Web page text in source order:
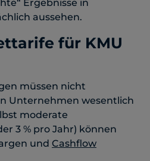
Ergebnisse in
aussehen.
für KMU
müssen nicht
Unternehmen wesentlich
moderate
3 % pro Jahr) können
und Cashflow